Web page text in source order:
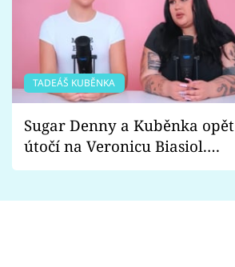
TADEÁŠ KUBĚNKA
Sugar Denny a Kuběnka opět
útočí na Veronicu Biasiol.
Proč je podle nich falešná a